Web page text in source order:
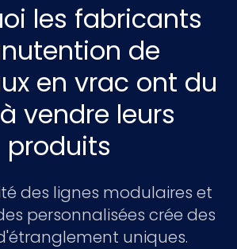
les fabricants
de
en vrac ont du
vendre leurs
produits
des lignes modulaires et
personnalisées crée des
uniques.